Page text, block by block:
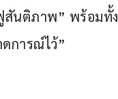
นติภาพ” พร้อมทั้
การณ์ไว้”